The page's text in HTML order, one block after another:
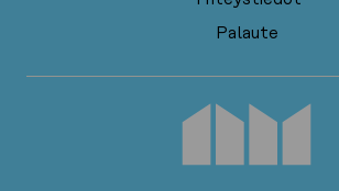
Palaute